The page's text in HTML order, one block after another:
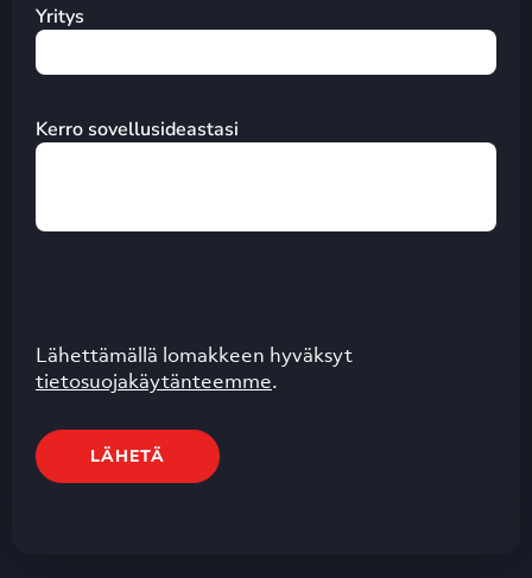
Yritys
Kerro sovellusideastasi
Lähettämällä lomakkeen hyväksyt
tietosuojakäytänteemme.